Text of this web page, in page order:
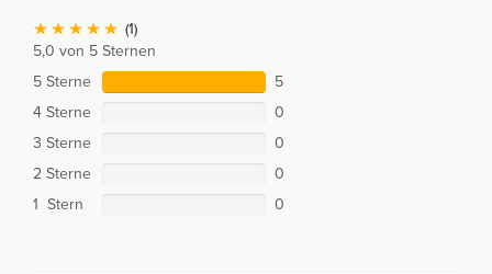
(1)
5,0 von 5 Sternen
5 Sterne
5
4 Sterne
0
3 Sterne
0
2 Sterne
0
1 Stern
0